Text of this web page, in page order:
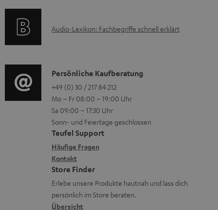
t
l
a
d
e
n
i
e
n
z
u
r
G
a
r
a
t
g
e
r
ä
t
e
R
ü
c
k
A
i
o
-
L
e
x
i
k
o
n
Audio-Lexikon: Fachbegriffe schnell erklärt
K
o
n
t
a
k
t
d
a
t
Persönliche Kaufberatung
+49 (0) 30 / 217 84 212
Mo – Fr 08:00 – 19:00 Uhr
Sa 09:00 – 17:30 Uhr
Sonn- und Feiertage geschlossen
Teufel Support
Häufige Fragen
Kontakt
Store Finder
Erlebe unsere Produkte hautnah und lass dich
persönlich im Store beraten.
Übersicht